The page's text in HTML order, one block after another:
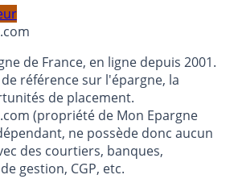
de France, en ligne depuis 2001.
référence sur l'épargne, la
de placement.
(propriété de Mon Epargne
ne possède donc aucun